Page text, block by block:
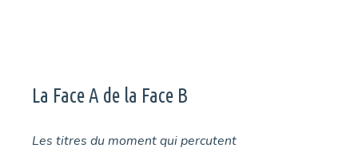
La Face A de la Face B
Les titres du moment qui percutent